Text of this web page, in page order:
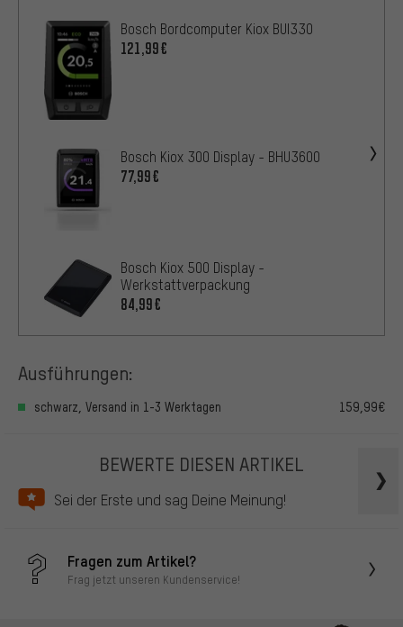
Bosch Bordcomputer Kiox BUI330
121,99€
Bosch Kiox 300 Display - BHU3600
77,99€
Bosch Kiox 500 Display -
Werkstattverpackung
84,99€
Ausführungen:
schwarz, Versand in 1-3 Werktagen 159,99€
BEWERTE DIESEN ARTIKEL
Sei der Erste und sag Deine Meinung!
Fragen zum Artikel?
Frag jetzt unseren Kundenservice!